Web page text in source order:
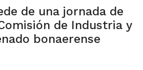
de una jornada de
de Industria y
bonaerense